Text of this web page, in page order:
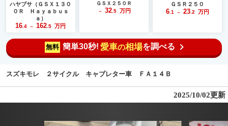
ハヤブサ（ＧＳＸ１３０
０Ｒ Ｈａｙａｂｕｓ
ａ）
16 .4 ～ 162 .5 万円
ＧＳＸ２５０Ｒ
～ 32.5 万円
ＧＳＲ２５０
6.1 ～ 23.2 万円
無料 簡単30秒! 愛車の相場を調べる
スズキモレ ２サイクル キャブレター車 ＦＡ１４Ｂ
2025/10/02更新